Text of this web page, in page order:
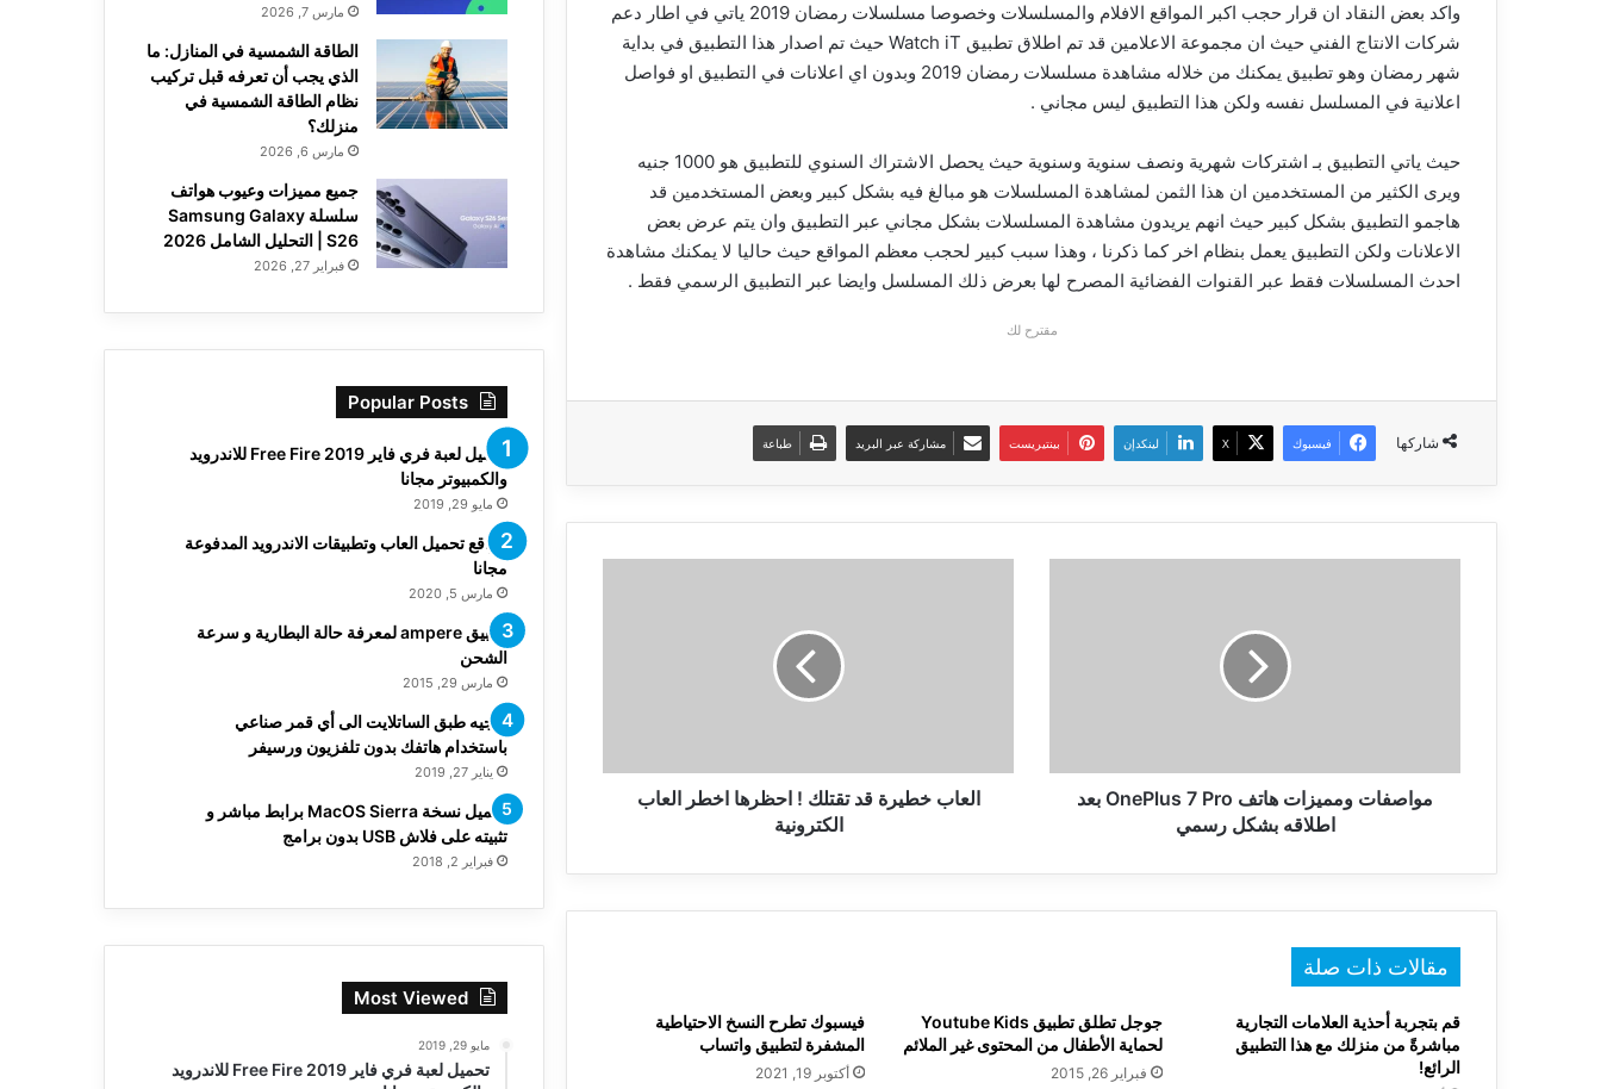
واكد بعض النقاد ان قرار حجب اكبر المواقع الافلام والمسلسلات وخصوصا مسلسلات رمضان 2019 ياتي في اطار دعم
شركات الانتاج الفني حيث ان مجموعة الاعلامين قد تم اطلاق تطبيق Watch iT حيث تم اصدار هذا التطبيق في بداية
شهر رمضان وهو تطبيق يمكنك من خلاله مشاهدة مسلسلات رمضان 2019 وبدون اي اعلانات في التطبيق او فواصل
اعلانية في المسلسل نفسه ولكن هذا التطبيق ليس مجاني .
حيث ياتي التطبيق بـ اشتركات شهرية ونصف سنوية وسنوية حيث يحصل الاشتراك السنوي للتطبيق هو 1000 جنيه
ويرى الكثير من المستخدمين ان هذا الثمن لمشاهدة المسلسلات هو مبالغ فيه بشكل كبير وبعض المستخدمين قد
هاجمو التطبيق بشكل كبير حيث انهم يريدون مشاهدة المسلسلات بشكل مجاني عبر التطبيق وان يتم عرض بعض
الاعلانات ولكن التطبيق يعمل بنظام اخر كما ذكرنا ، وهذا سبب كبير لحجب معظم المواقع حيث حاليا لا يمكنك مشاهدة
احدث المسلسلات فقط عبر القنوات الفضائية المصرح لها بعرض ذلك المسلسل وايضا عبر التطبيق الرسمي فقط .
مقترح لك
شاركها فيسبوك ‫X لينكدإن بينتيريست مشاركة عبر البريد طباعة
بشكل
رسمي
مواصفات ومميزات هاتف OnePlus 7 Pro بعد
اطلاقه بشكل رسمي
الكترونية
العاب خطيرة قد تقتلك ! احظرها اخطر العاب
الكترونية
مقالات ذات صلة
قم بتجربة أحذية العلامات التجارية
مباشرةً من منزلك مع هذا التطبيق
الرائع!
جوجل تطلق تطبيق Youtube Kids
لحماية الأطفال من المحتوى غير الملائم
فبراير 26, 2015
فيسبوك تطرح النسخ الاحتياطية
المشفرة لتطبيق واتساب
أكتوبر 19, 2021
مارس 7, 2026
الطاقة الشمسية في المنازل: ما
الذي يجب أن تعرفه قبل تركيب
نظام الطاقة الشمسية في
منزلك؟
مارس 6, 2026
جميع مميزات وعيوب هواتف
سلسلة Samsung Galaxy
S26 | التحليل الشامل 2026
فبراير 27, 2026
Popular Posts
تحميل لعبة فري فاير Free Fire 2019 للاندرويد
والكمبيوتر مجانا
مايو 29, 2019
مواقع تحميل العاب وتطبيقات الاندرويد المدفوعة
مجانا
مارس 5, 2020
تطبيق ampere لمعرفة حالة البطارية و سرعة
الشحن
مارس 29, 2015
توجيه طبق الساتلايت الى أي قمر صناعي
باستخدام هاتفك بدون تلفزيون ورسيفر
يناير 27, 2019
تحميل نسخة MacOS Sierra برابط مباشر و
تثبيته على فلاش USB بدون برامج
فبراير 2, 2018
Most Viewed
مايو 29, 2019
تحميل لعبة فري فاير Free Fire 2019 للاندرويد